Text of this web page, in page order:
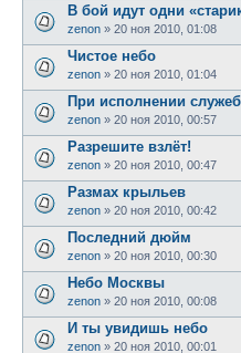
В бой идут одни
zenon » 20 ноя 2010, 01:08
Чистое небо
zenon » 20 ноя 2010, 01:04
При исполнении
zenon » 20 ноя 2010, 00:57
Разрешите взлёт!
zenon » 20 ноя 2010, 00:47
Размах крыльев
zenon » 20 ноя 2010, 00:42
Последний дюйм
zenon » 20 ноя 2010, 00:30
Небо Москвы
zenon » 20 ноя 2010, 00:08
И ты увидишь небо
zenon » 20 ноя 2010, 00:01